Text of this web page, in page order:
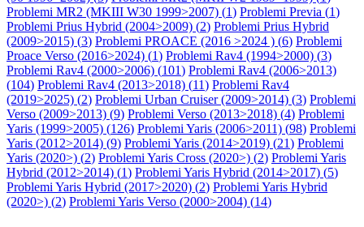
Problemi MR2 (MKIII W30 1999>2007) (1) Problemi Previa (1)
Problemi Prius Hybrid (2004>2009) (2) Problemi Prius Hybrid
(2009>2015) (3) Problemi PROACE (2016 >2024 ) (6) Problemi
Proace Verso (2016>2024) (1) Problemi Rav4 (1994>2000) (3)
Problemi Rav4 (2000>2006) (101) Problemi Rav4 (2006>2013)
(104) Problemi Rav4 (2013>2018) (11) Problemi Rav4
(2019>2025) (2) Problemi Urban Cruiser (2009>2014) (3) Problemi
Verso (2009>2013) (9) Problemi Verso (2013>2018) (4) Problemi
Yaris (1999>2005) (126) Problemi Yaris (2006>2011) (98) Problemi
Yaris (2012>2014) (9) Problemi Yaris (2014>2019) (21) Problemi
Yaris (2020>) (2) Problemi Yaris Cross (2020>) (2) Problemi Yaris
Hybrid (2012>2014) (1) Problemi Yaris Hybrid (2014>2017) (5)
Problemi Yaris Hybrid (2017>2020) (2) Problemi Yaris Hybrid
(2020>) (2) Problemi Yaris Verso (2000>2004) (14)